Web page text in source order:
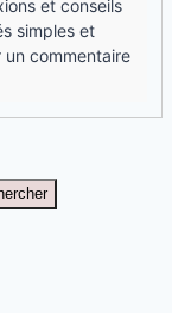
et conseils
simples et
un commentaire